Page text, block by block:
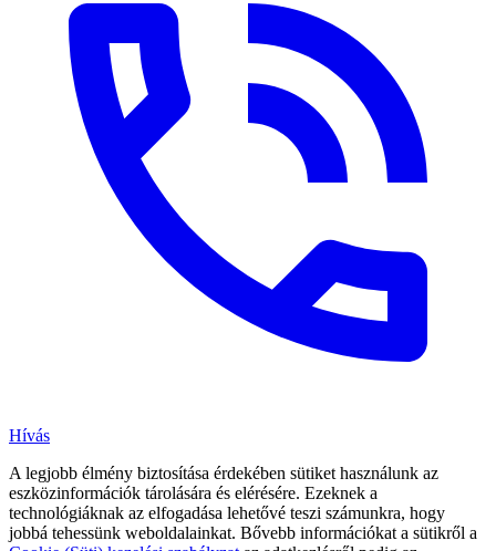
Hívás
A legjobb élmény biztosítása érdekében sütiket használunk az
eszközinformációk tárolására és elérésére. Ezeknek a
technológiáknak az elfogadása lehetővé teszi számunkra, hogy
jobbá tehessünk weboldalainkat. Bővebb információkat a sütikről a